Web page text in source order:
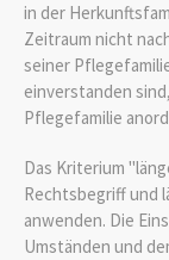
in der
Zeitraum nicht
seiner
einverstanden
Pflegefamilie
Das Kriterium
Rechtsbegriff und
anwenden. Die
Umständen und